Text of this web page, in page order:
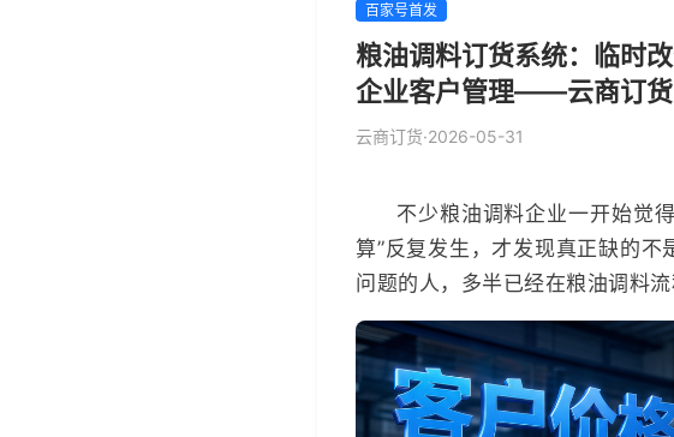
百家号首发
粮油调料订货系统：临时
企业客户管理——云商订货
云商订货·2026-05-31
不少粮油调料企业一开始觉
算”反复发生，才发现真正缺的
问题的人，多半已经在粮油调料流